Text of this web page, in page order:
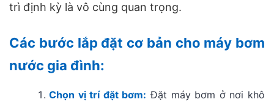
trì định kỳ là vô cùng quan trọng.
Các bước lắp đặt cơ bản cho máy bơm
nước gia đình:
Chọn vị trí đặt bơm: Đặt máy bơm ở nơi khô